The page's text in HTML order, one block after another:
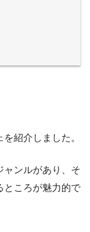
紹介しました。
ャンルがあり、そ
ところが魅力的で